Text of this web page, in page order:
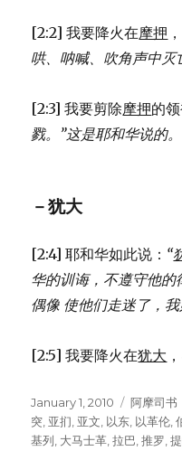
[2:2] 我要降火在摩押 ，
哄、呐喊、吹角声中灭
[2:3] 我要剪除摩押的领
戮。”这是耶和华说的。
－犹大
[2:4] 耶和华如此说： “
华的训诲， 不遵守他的
偶像 使他们走迷了，
[2:5] 我要降火在犹大 ，
Posted
on
January 1, 2010 阿摩司书
突 亚扪 亚文 以东 以革伦 ,
基列 大马士革 ,拉巴 ,推罗 ,